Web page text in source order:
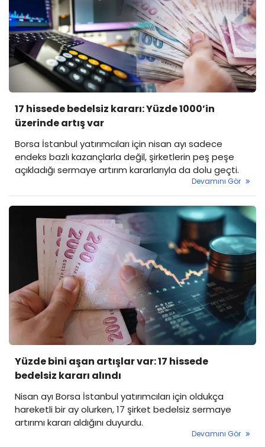
17 hissede bedelsiz kararı: Yüzde 1000’in
üzerinde artış var
Borsa İstanbul yatırımcıları için nisan ayı sadece
endeks bazlı kazançlarla değil, şirketlerin peş peşe
açıkladığı sermaye artırım kararlarıyla da dolu geçti.
Devamını Gör
Yüzde bini aşan artışlar var: 17 hissede
bedelsiz kararı alındı
Nisan ayı Borsa İstanbul yatırımcıları için oldukça
hareketli bir ay olurken, 17 şirket bedelsiz sermaye
artırımı kararı aldığını duyurdu.
Devamını Gör